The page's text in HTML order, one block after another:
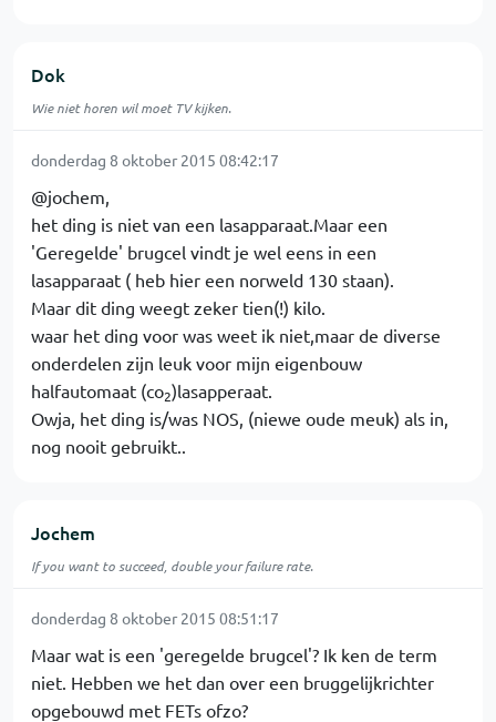
Dok
Wie niet horen wil moet TV kijken.
donderdag 8 oktober 2015 08:42:17
@jochem,
het ding is niet van een lasapparaat.Maar een
'Geregelde' brugcel vindt je wel eens in een
lasapparaat ( heb hier een norweld 130 staan).
Maar dit ding weegt zeker tien(!) kilo.
waar het ding voor was weet ik niet,maar de diverse
onderdelen zijn leuk voor mijn eigenbouw
halfautomaat (co2)lasapperaat.
Owja, het ding is/was NOS, (niewe oude meuk) als in,
nog nooit gebruikt..
Jochem
If you want to succeed, double your failure rate.
donderdag 8 oktober 2015 08:51:17
Maar wat is een 'geregelde brugcel'? Ik ken de term
niet. Hebben we het dan over een bruggelijkrichter
opgebouwd met FETs ofzo?